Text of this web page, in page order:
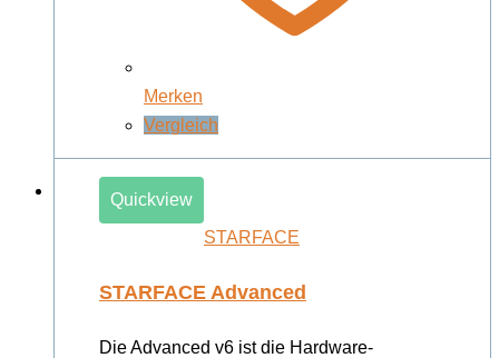
Merken
Vergleich
Quickview
STARFACE
STARFACE Advanced
Die Advanced v6 ist die Hardware-